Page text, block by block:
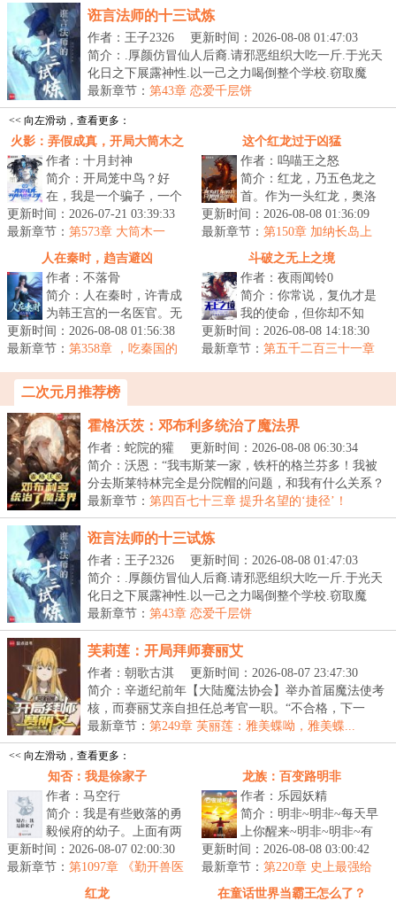
诳言法师的十三试炼
作者：王子2326
更新时间：2026-08-08 01:47:03
简介：.厚颜仿冒仙人后裔.请邪恶组织大吃一斤.于光天
化日之下展露神性.以一己之力喝倒整个学校.窃取魔
法...
最新章节： 第43章 恋爱千层饼
<< 向左滑动，查看更多：
火影：弄假成真，开局大筒木之
体
作者：十月封神
简介：开局笼中鸟？好
在，我是一个骗子，一个
能将谎言变成现实的骗
子。准备好了吗？我要开
始说谎了。■“...
更新时间：2026-07-21 03:39:33
最新章节： 第573章 大筒木一
式：日向云川！你怎么敢？！！
这个红龙过于凶猛
作者：呜喵王之怒
简介：红龙，乃五色龙之
首。作为一头红龙，奥洛
伦表示……什么人人平等
的帝国？红龙就是要征服
一切！我将...
更新时间：2026-08-08 01:36:09
最新章节： 第150章 加纳长岛上
人在秦时，趋吉避凶
作者：不落骨
简介：人在秦时，许青成
为韩王宫的一名医官。无
背景、无实力、无天赋，
是个三无人员。幸好许青
更新时间：2026-08-08 01:56:38
最新章节： 第358章 ，吃秦国的
斗破之无上之境
作者：夜雨闻铃0
简介：你常说，复仇才是
我的使命，但你却不知
道，守护你，才是我一生
的宿命等级制度：斗帝、
更新时间：2026-08-08 14:18:30
最新章节： 第五千二百三十一章
二次元月推荐榜
霍格沃茨：邓布利多统治了魔法界
作者：蛇院的獾
更新时间：2026-08-08 06:30:34
简介：沃恩：“我韦斯莱一家，铁杆的格兰芬多！我被
分去斯莱特林完全是分院帽的问题，和我有什么关系？
收...
最新章节： 第四百七十三章 提升名望的‘捷径’！
诳言法师的十三试炼
作者：王子2326
更新时间：2026-08-08 01:47:03
简介：.厚颜仿冒仙人后裔.请邪恶组织大吃一斤.于光天
化日之下展露神性.以一己之力喝倒整个学校.窃取魔
法...
最新章节： 第43章 恋爱千层饼
芙莉莲：开局拜师赛丽艾
作者：朝歌古淇
更新时间：2026-08-07 23:47:30
简介：辛逝纪前年【大陆魔法协会】举办首届魔法使考
核，而赛丽艾亲自担任总考官一职。“不合格，下一
个。...
最新章节： 第249章 芙丽莲：雅美蝶呦，雅美蝶...
<< 向左滑动，查看更多：
知否：我是徐家子
作者：马空行
简介：我是有些败落的勇
毅候府的幼子。上面有两
位兄长，两位姐姐。因为
吃面来到这“吃人”的知否
的世界，...
更新时间：2026-08-07 02:00:30
最新章节： 第1097章 《勤开兽医
经》【拜谢！再拜！欠更59k】
龙族：百变路明非
作者：乐园妖精
简介：明非~明非~每天早
上你醒来~明非~明非~有
个角色在等待~变成了猫
啊脾气坏~变成了燕双鹰
别太帅~变成了...
更新时间：2026-08-08 03:00:42
最新章节： 第220章 史上最强给
给！
红龙
在童话世界当霸王怎么了？